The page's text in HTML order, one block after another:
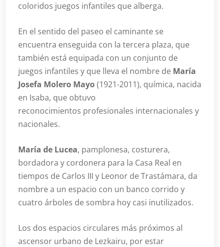
coloridos juegos infantiles que alberga.
En el sentido del paseo el caminante se
encuentra enseguida con la tercera plaza, que
también está equipada con un conjunto de
juegos infantiles y que lleva el nombre de María
Josefa Molero Mayo(1921-2011), química, nacida
en Isaba, que obtuvo
reconocimientos profesionales internacionales y
nacionales.
María de Lucea, pamplonesa, costurera,
bordadora y cordonera para la Casa Real en
tiempos de Carlos III y Leonor de Trastámara, da
nombre a un espacio con un banco corrido y
cuatro árboles de sombra hoy casi inutilizados.
Los dos espacios circulares más próximos al
ascensor urbano de Lezkairu, por estar